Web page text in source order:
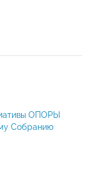
ОПОРЫ
Собранию